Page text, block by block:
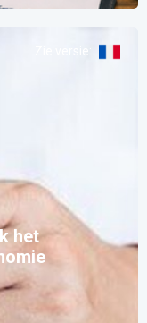
Zie versie
het